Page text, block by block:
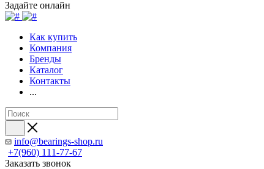
Задайте онлайн
Как купить
Компания
Бренды
Каталог
Контакты
...
info@bearings-shop.ru
+7(960) 111-77-67
Заказать звонок